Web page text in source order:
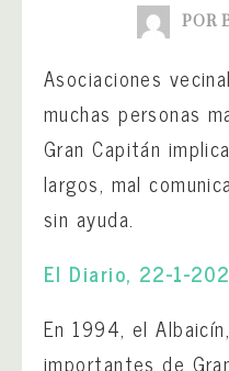
POR
Asociaciones
muchas personas
Gran Capitán
largos, mal
sin ayuda.
El Diario, 22-1-
En 1994, el
importantes de